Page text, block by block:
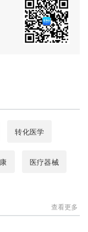
转化医学
医疗器械
查看更多